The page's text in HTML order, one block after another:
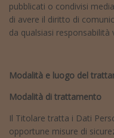
pubblicati o condivisi
di avere il diritto di
da qualsiasi responsabilità
Modalità e luogo del
Modalità di trattamento
Il Titolare tratta i Dati
opportune misure di